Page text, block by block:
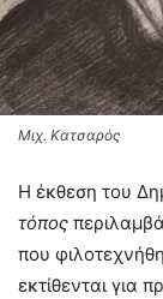
Μιχ. Κατσαρός
Η έκθεση του
τόπος
που
εκτίθενται για